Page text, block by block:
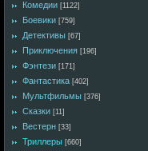
Комедии [1122]
Боевики [759]
Детективы [67]
Приключения [196]
Фэнтези [171]
Фантастика [402]
Мультфильмы [376]
Сказки [11]
Вестерн [33]
Триллеры [660]